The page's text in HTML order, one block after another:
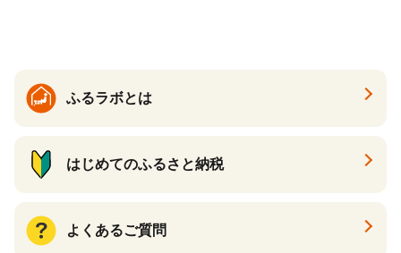
ギフト ふるさと納税 ）
ふるラボとは
はじめてのふるさと納税
よくあるご質問